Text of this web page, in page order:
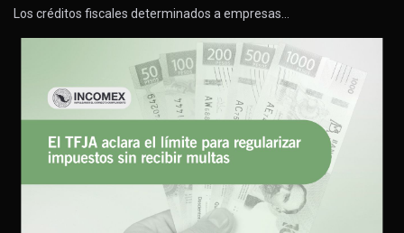
Los créditos fiscales determinados a empresas…